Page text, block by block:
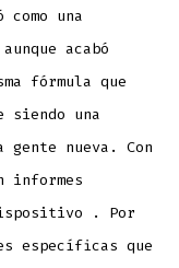
una
acabó
fórmula que
una
gente nueva. Con
informes
. Por
específicas que